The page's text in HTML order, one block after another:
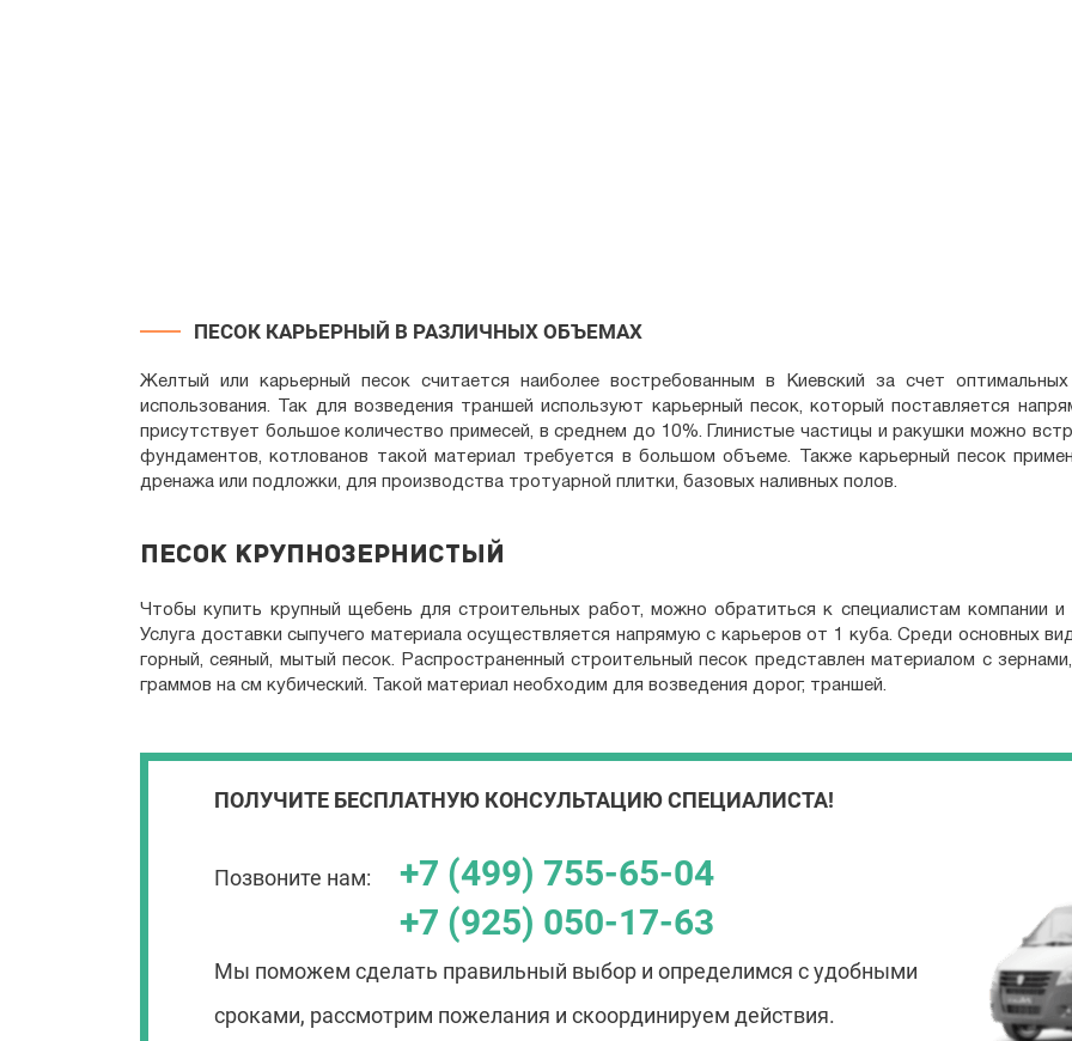
ПЕСОК КАРЬЕРНЫЙ В РАЗЛИЧНЫХ ОБЪЕМАХ
Желтый или карьерный песок считается наиболее востребованным в Киевский за счет
использования. Так для возведения траншей используют карьерный песок, который поставляется
присутствует большое количество примесей, в среднем до 10%. Глинистые частицы и ракушки можно
фундаментов, котлованов такой материал требуется в большом объеме. Также карьерный песок
дренажа или подложки, для производства тротуарной плитки, базовых наливных полов.
Песок крупнозернистый
Чтобы купить крупный щебень для строительных работ, можно обратиться к специалистам компании и
Услуга доставки сыпучего материала осуществляется напрямую с карьеров от 1 куба. Среди основных
горный, сеяный, мытый песок. Распространенный строительный песок представлен материалом с
граммов на см кубический. Такой материал необходим для возведения дорог, траншей.
ПОЛУЧИТЕ БЕСПЛАТНУЮ КОНСУЛЬТАЦИЮ СПЕЦИАЛИСТА!
Позвоните нам:
+7 (499) 755-65-04
+7 (925) 050-17-63
Мы поможем сделать правильный выбор и определимся с удобными
сроками, рассмотрим пожелания и скоординируем действия.